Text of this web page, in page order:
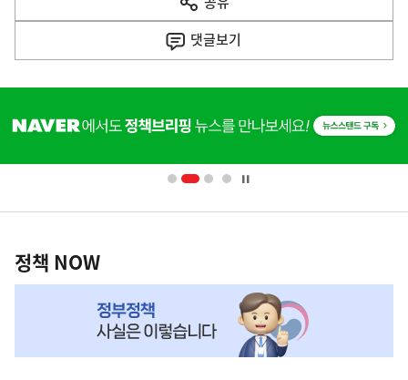
음
열
기
댓글보기
단
영
책
NOW,
정책 NOW